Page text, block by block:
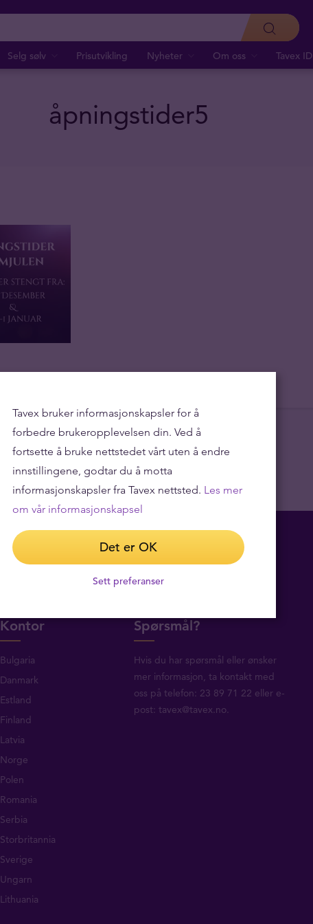
Selg sølv Prisutvikling Nyheter Om oss Tavex ID
åpningstider5
Kontor
Bulgaria
Danmark
Estland
Finland
Latvia
Norge
Polen
Romania
Serbia
Storbritannia
Sverige
Ungarn
Lithuania
Spørsmål?
Hvis du har spørsmål eller ønsker
mer informasjon, ta kontakt med
oss på telefon: 23 89 71 22 eller e-
post: tavex@tavex.no.
Tavex bruker informasjonskapsler for å
forbedre brukeropplevelsen din. Ved å
fortsette å bruke nettstedet vårt uten å endre
innstillingene, godtar du å motta
informasjonskapsler fra Tavex nettsted. Les mer
om vår informasjonskapsel
Det er OK
Sett preferanser